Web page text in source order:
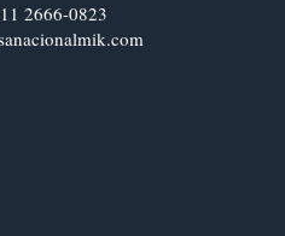
2666-0823